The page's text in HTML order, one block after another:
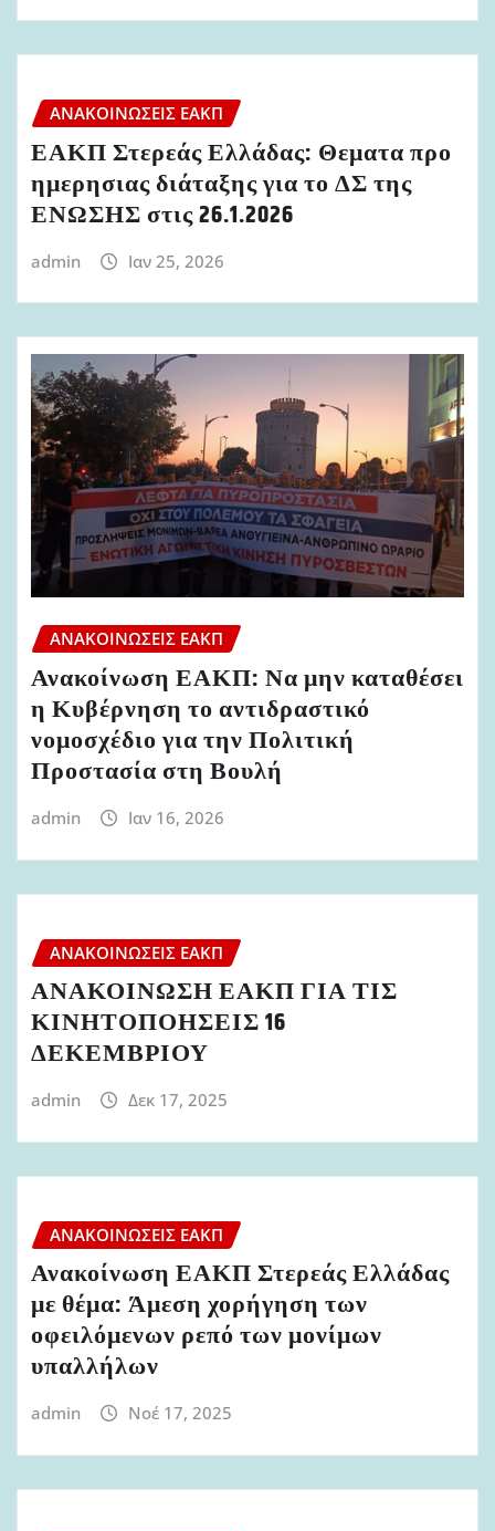
ΑΝΑΚΟΙΝΏΣΕΙΣ ΕΑΚΠ
ΕΑΚΠ Στερεάς Ελλάδας: Θεματα προ
ημερησιας διάταξης για το ΔΣ της
ΕΝΩΣΗΣ στις 26.1.2026
admin Ιαν 25, 2026
ΑΝΑΚΟΙΝΏΣΕΙΣ ΕΑΚΠ
Ανακοίνωση ΕΑΚΠ: Να μην καταθέσει
η Κυβέρνηση το αντιδραστικό
νομοσχέδιο για την Πολιτική
Προστασία στη Βουλή
admin Ιαν 16, 2026
ΑΝΑΚΟΙΝΏΣΕΙΣ ΕΑΚΠ
ΑΝΑΚΟΙΝΩΣΗ ΕΑΚΠ ΓΙΑ ΤΙΣ
ΚΙΝΗΤΟΠΟΗΣΕΙΣ 16
ΔΕΚΕΜΒΡΙΟΥ
admin Δεκ 17, 2025
ΑΝΑΚΟΙΝΏΣΕΙΣ ΕΑΚΠ
Ανακοίνωση ΕΑΚΠ Στερεάς Ελλάδας
με θέμα: Άμεση χορήγηση των
οφειλόμενων ρεπό των μονίμων
υπαλλήλων
admin Νοέ 17, 2025